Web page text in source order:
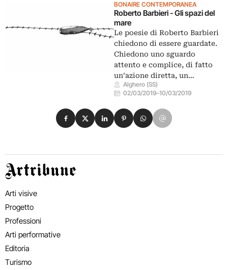
BONAIRE CONTEMPORANEA
Roberto Barbieri - Gli spazi del
mare
Le poesie di Roberto Barbieri
chiedono di essere guardate.
Chiedono uno sguardo
attento e complice, di fatto
un’azione diretta, un…
Alghero (SS)
02/03/2019–10/03/2019
Condividi su Facebook
Condividi su X
Condividi su LinkedIn
Condividi su Pinterest
Condividi su WhatsApp
Condividi su Email
Artribune
Arti visive
Progetto
Professioni
Arti performative
Editoria
Turismo